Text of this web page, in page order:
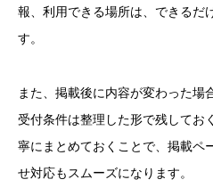
報、利用できる場所は、できるだ
す。
また、掲載後に内容が変わった場
受付条件は整理した形で残してお
寧にまとめておくことで、掲載ペ
せ対応もスムーズになります。